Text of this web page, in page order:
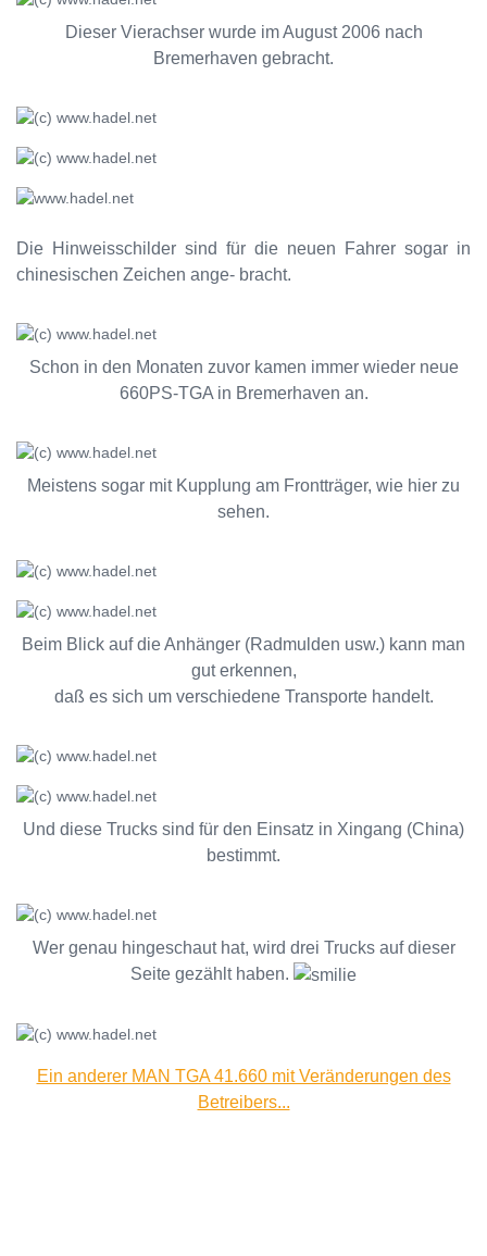
Dieser Vierachser wurde im August 2006 nach
Bremerhaven gebracht.
Die Hinweisschilder sind für die neuen Fahrer sogar in
chinesischen Zeichen ange- bracht.
Schon in den Monaten zuvor kamen immer wieder neue
660PS-TGA in Bremerhaven an.
Meistens sogar mit Kupplung am Frontträger, wie hier zu
sehen.
Beim Blick auf die Anhänger (Radmulden usw.) kann man
gut erkennen,
daß es sich um verschiedene Transporte handelt.
Und diese Trucks sind für den Einsatz in Xingang (China)
bestimmt.
Wer genau hingeschaut hat, wird drei Trucks auf dieser
Seite gezählt haben.
Ein anderer MAN TGA 41.660 mit Veränderungen des
Betreibers...